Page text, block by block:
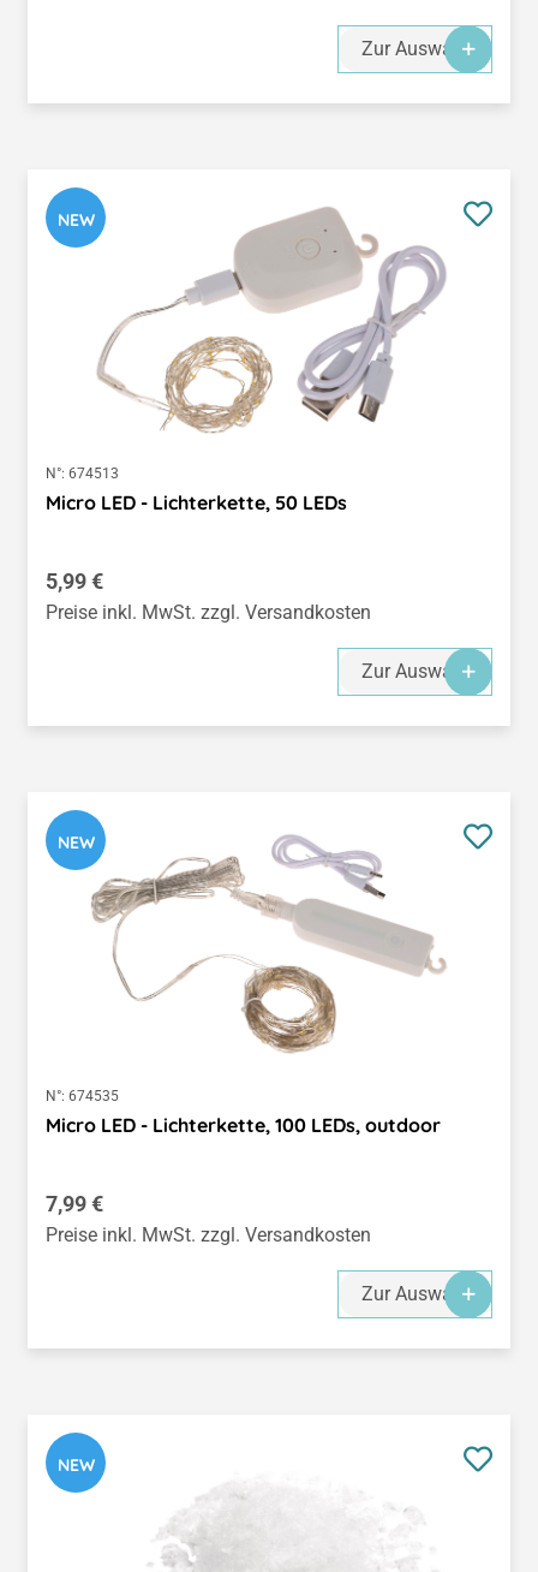
Zur Auswahl
NEW
N°: 674513
Micro LED - Lichterkette, 50 LEDs
Regulärer Preis:
5,99 €
Preise inkl. MwSt. zzgl. Versandkosten
Zur Auswahl
NEW
N°: 674535
Micro LED - Lichterkette, 100 LEDs, outdoor
Regulärer Preis:
7,99 €
Preise inkl. MwSt. zzgl. Versandkosten
Zur Auswahl
NEW